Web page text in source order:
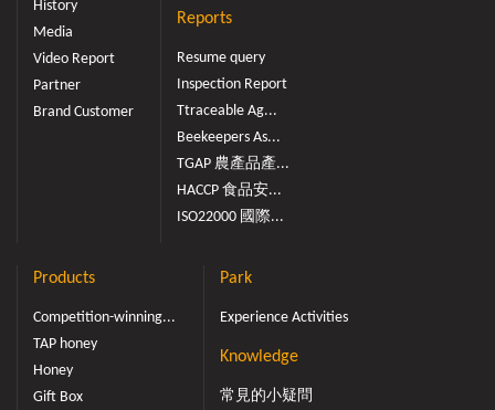
History
Media
Video Report
Partner
Brand Customer
Reports
Resume query
Inspection Report
Ttraceable Ag...
Beekeepers As...
TGAP 農產品產...
HACCP 食品安...
ISO22000 國際...
Products
Competition-winning...
TAP honey
Honey
Gift Box
Park
Experience Activities
Knowledge
常見的小疑問